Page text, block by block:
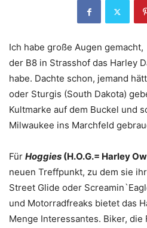
Ich habe große Augen
der B8 in Strasshof das Harley
habe. Dachte schon, jemand
oder Sturgis (South Dakota)
Kultmarke auf dem Buckel und
Milwaukee ins Marchfeld
Für Hoggies (H.O.G.= Harley
neuen Treffpunkt, zu dem sie
Street Glide oder
und Motorradfreaks bietet das
Menge Interessantes. Biker,